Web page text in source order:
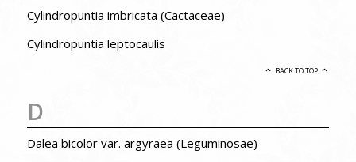
Cylindropuntia imbricata (Cactaceae)
Cylindropuntia leptocaulis
BACK TO TOP
D
Dalea bicolor var. argyraea (Leguminosae)